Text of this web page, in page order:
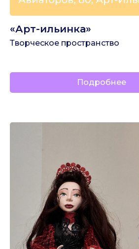
«Арт-ильинка»
Творческое пространство
Подробнее